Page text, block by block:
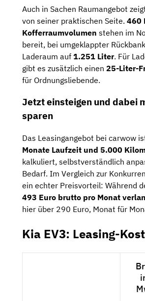
Auch in Sachen Raumangebot
von seiner praktischen Seite. 460
Kofferraumvolumen stehen im
bereit, bei umgeklappter
Laderaum auf 1.251 Liter. Für
gibt es zusätzlich einen 25-Liter-
für Ordnungsliebende.
Jetzt einsteigen und dabei
sparen
Das Leasingangebot bei carwow
Monate Laufzeit und 5.000
kalkuliert, selbstverständlich
Bedarf. Im Vergleich zur
ein echter Preisvorteil: Während
493 Euro brutto pro Monat
hier über 290 Euro, Monat für
Kia EV3: Leasing-